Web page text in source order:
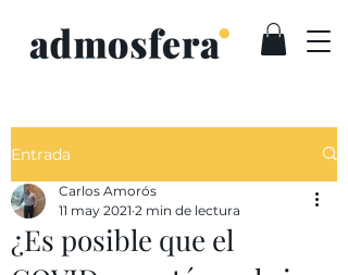
Entrada
¿Es posible que el
Carlos Amorós
11 may 2021 2 min de lectura